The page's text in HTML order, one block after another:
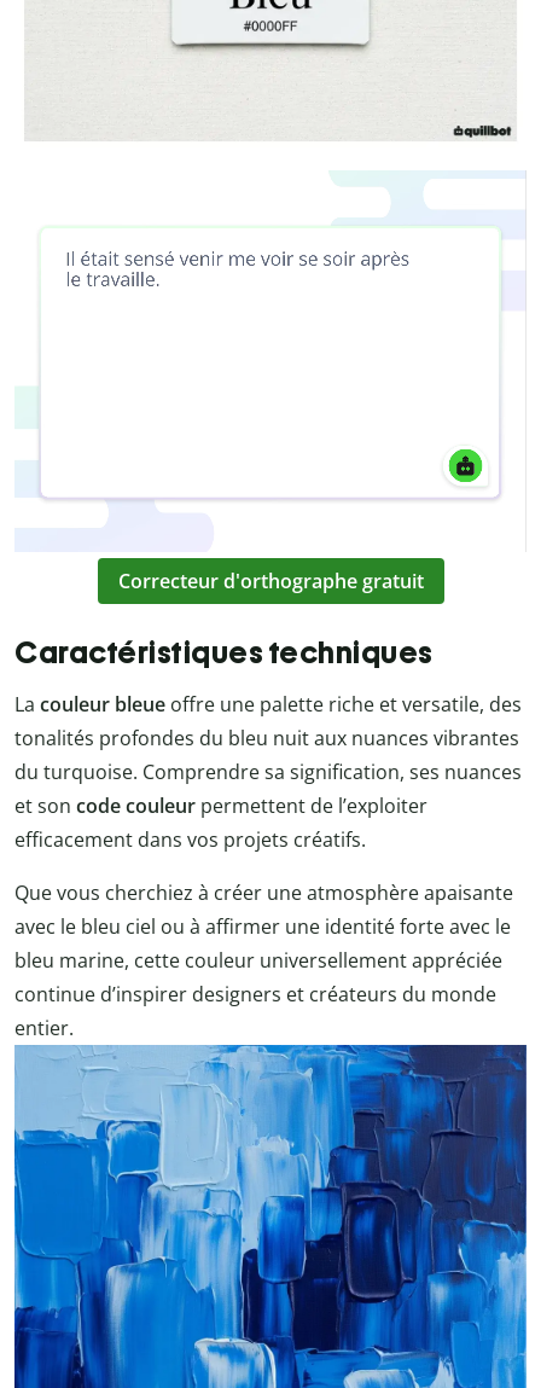
Correcteur d'orthographe gratuit
Caractéristiques techniques
La couleur bleue offre une palette riche et versatile, des
tonalités profondes du bleu nuit aux nuances vibrantes
du turquoise. Comprendre sa signification, ses nuances
et son code couleur permettent de l’exploiter
efficacement dans vos projets créatifs.
Que vous cherchiez à créer une atmosphère apaisante
avec le bleu ciel ou à affirmer une identité forte avec le
bleu marine, cette couleur universellement appréciée
continue d’inspirer designers et créateurs du monde
entier.